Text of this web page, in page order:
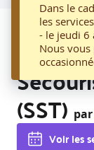
Dans le
les
- le jeudi 6
Nous
AFFICHER LE FIL
1.
(SST) par
Voir les